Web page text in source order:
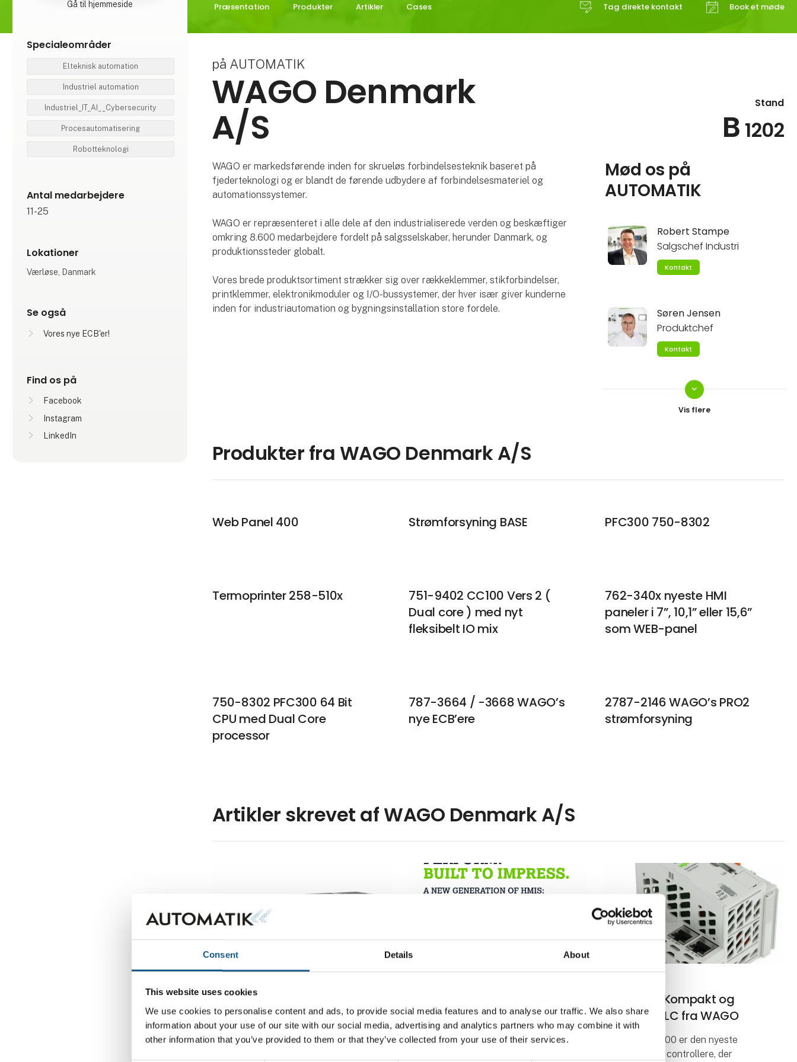
Consent Details About
This website uses cookies
We use cookies to personalise content and ads, to provide social media features and to analyse our traffic. We also share
information about your use of our site with our social media, advertising and analytics partners who may combine it with
other information that you’ve provided to them or that they’ve collected from your use of their services.
Præsentation Produkter Artikler Cases Tag direkte kontakt Book et møde
Gå til hjemmeside
Specialeområder
Elteknisk automation
Industriel automation
Industriel_IT_AI__Cybersecurity
Procesautomatisering
Robotteknologi
Antal medarbejdere
11-25
Lokationer
Værløse, Danmark
Se også
Vores nye ECB'er!
Find os på
Facebook
Instagram
LinkedIn
på AUTOMATIK
WAGO Denmark
A/S
Stand
B 1202
WAGO er markedsførende inden for skrueløs forbindelsesteknik baseret på
fjederteknologi og er blandt de førende udbydere af forbindelsesmateriel og
automationssystemer.
WAGO er repræsenteret i alle dele af den industrialiserede verden og beskæftiger
omkring 8.600 medarbejdere fordelt på salgsselskaber, herunder Danmark, og
produktionssteder globalt.
Vores brede produktsortiment strækker sig over rækkeklemmer, stikforbindelser,
printklemmer, elektronikmoduler og I/O-bussystemer, der hver især giver kunderne
inden for industriautomation og bygningsinstallation store fordele.
Mød os på
AUTOMATIK
keyboard_arrow_down
Robert Stampe
Salgschef Industri
Kontakt
Søren Jensen
Produktchef
Kontakt
Per Knudsen
Product Manager
Produkter fra WAGO Denmark A/S
Web Panel 400 Strømforsyning BASE PFC300 750-8302
Termoprinter 258-510x
751-9402 CC100 Vers 2 (
Dual core ) med nyt
fleksibelt IO mix
762-340x nyeste HMI
paneler i 7”, 10,1” eller 15,6”
som WEB-panel
750-8302 PFC300 64 Bit
CPU med Dual Core
processor
787-3664 / -3668 WAGO’s
nye ECB’ere
2787-2146 WAGO’s PRO2
strømforsyning
Artikler skrevet af WAGO Denmark A/S
Ny base-linje af
strømforsyninger fra WAGO
– driftssikker og kompakt
løsning til tavlen
serien – Nyeste generation
af HMI-løsninger
PFC300 – Kompakt og
kraftfuld PLC fra WAGO
WAGOs PFC300 er den nyeste
generation af controllere, der